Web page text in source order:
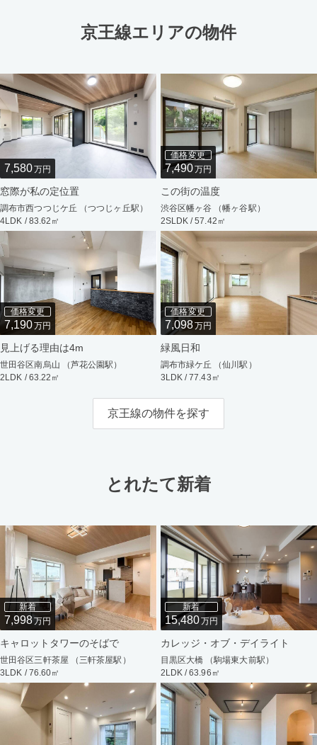
京王線エリアの物件
7,580万円
窓際が私の定位置
調布市西つつじケ丘 （つつじヶ丘駅）
4LDK / 83.62㎡
価格変更
7,490万円
この街の温度
渋谷区幡ヶ谷 （幡ヶ谷駅）
2SLDK / 57.42㎡
価格変更
7,190万円
見上げる理由は4m
世田谷区南烏山 （芦花公園駅）
2LDK / 63.22㎡
価格変更
7,098万円
緑風日和
調布市緑ケ丘 （仙川駅）
3LDK / 77.43㎡
京王線の物件を探す
とれたて新着
新着
7,998万円
キャロットタワーのそばで
世田谷区三軒茶屋 （三軒茶屋駅）
3LDK / 76.60㎡
新着
15,480万円
カレッジ・オブ・デイライト
目黒区大橋 （駒場東大前駅）
2LDK / 63.96㎡